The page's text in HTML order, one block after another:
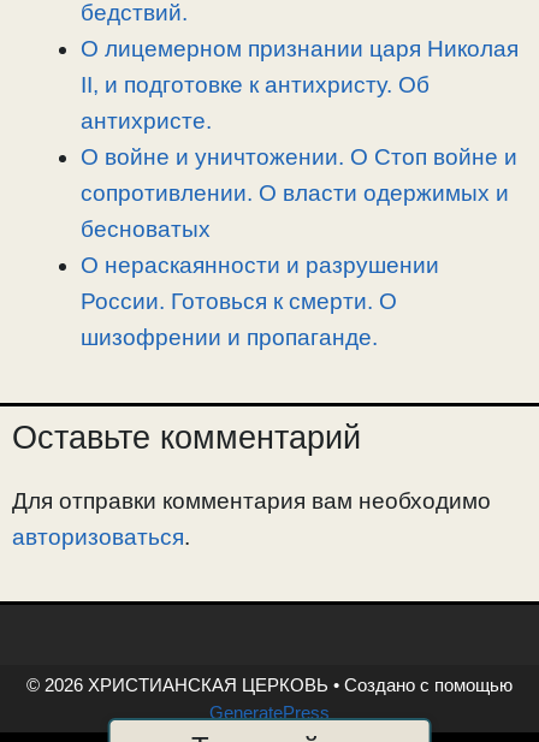
бедствий.
О лицемерном признании царя Николая
II, и подготовке к антихристу. Об
антихристе.
О войне и уничтожении. О Стоп войне и
сопротивлении. О власти одержимых и
бесноватых
О нераскаянности и разрушении
России. Готовься к смерти. О
шизофрении и пропаганде.
Оставьте комментарий
Для отправки комментария вам необходимо
авторизоваться.
© 2026 ХРИСТИАНСКАЯ ЦЕРКОВЬ • Создано с помощью
GeneratePress